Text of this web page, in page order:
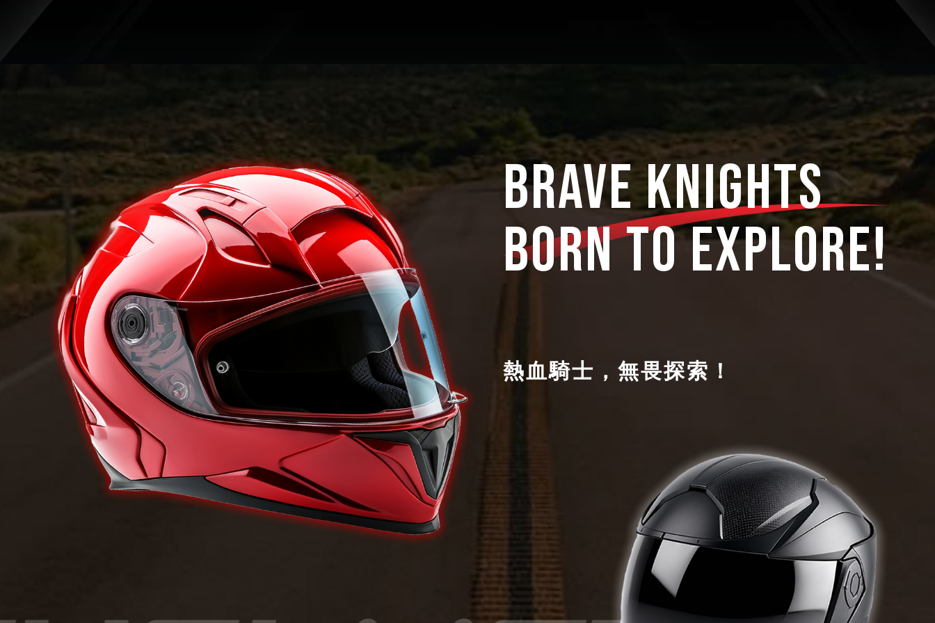
Brave Knights
Born to Explore!
熱血騎士，無畏探索！